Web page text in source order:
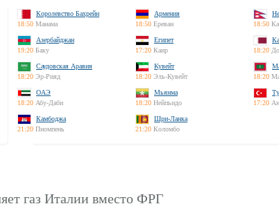
Королевство Бахрейн
18:50 Манама
Армения
18:50 Ереван
18:50
Азербайджан
19:20 Баку
Египет
17:20 Каир
18:20
Саудовская Аравия
18:20 Эр-Рияд
Кувейт
18:20 Эль-Кувейт
18:20
ОАЭ
18:20 Абу-Даби
Мьянма
18:20 Нейпьидо
17:20
Камбоджа
21:20 Пномпень
Шри-Ланка
21:20 Коломбо
газ Италии вместо ФРГ